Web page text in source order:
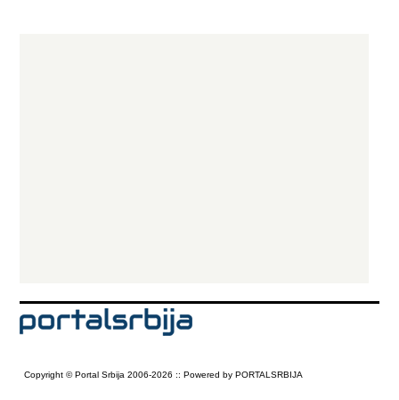
Copyright © Portal Srbija 2006-2026 :: Powered by PORTALSRBIJA